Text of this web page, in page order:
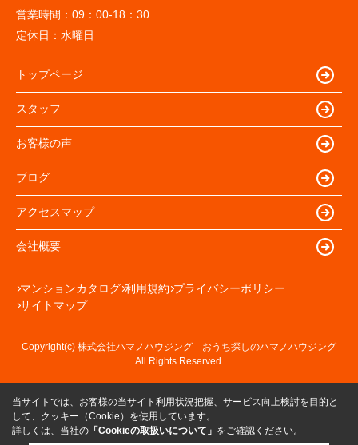
営業時間： 09：00-18：30
定休日： 水曜日
トップページ
スタッフ
お客様の声
ブログ
アクセスマップ
会社概要
マンションカタログ 利用規約 プライバシーポリシー
サイトマップ
Copyright(c) 株式会社ハマノハウジング おうち探しのハマノハウジング
All Rights Reserved.
当サイトでは、お客様の当サイト利用状況把握、サービス向上検討を目的と
して、クッキー（Cookie）を使用しています。
詳しくは、当社の 「Cookieの取扱いについて」 をご確認ください。